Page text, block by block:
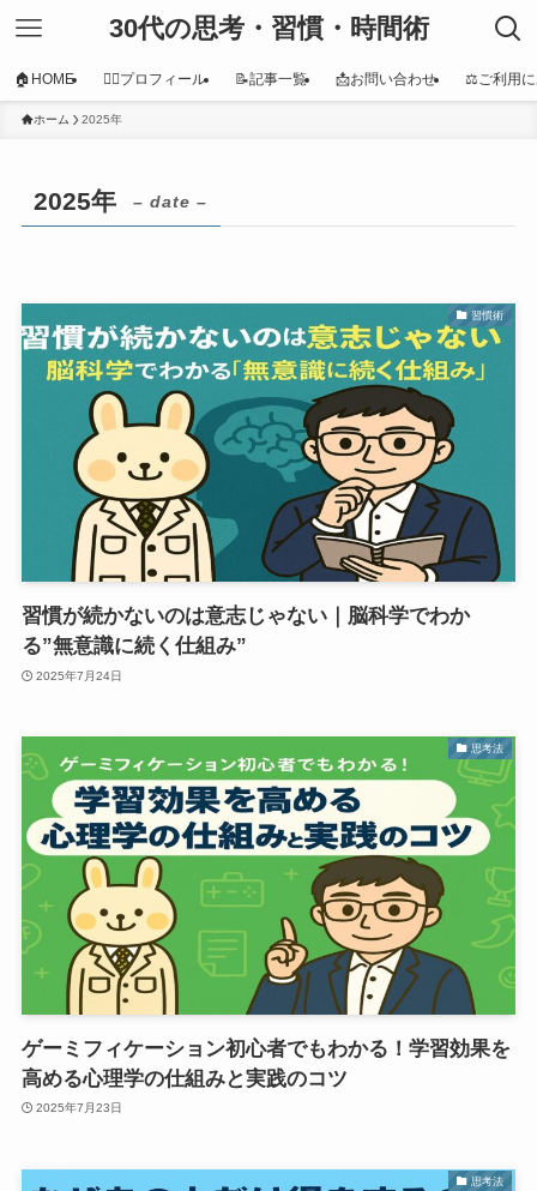
30代の思考・習慣・時間術
🏠HOME 👩‍⚕️プロフィール 📝記事一覧 📩お問い合わせ ⚖️ご利用
ホーム 2025年
2025年 – date –
習慣術
習慣が続かないのは意志じゃない｜脳科学でわか
る”無意識に続く仕組み”
2025年7月24日
思考法
ゲーミフィケーション初心者でもわかる！学習効果を
高める心理学の仕組みと実践のコツ
2025年7月23日
思考法